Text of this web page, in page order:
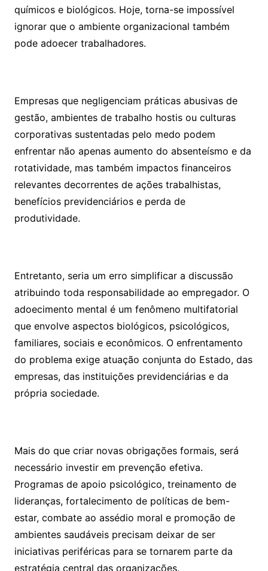
químicos e biológicos. Hoje, torna-se impossível
ignorar que o ambiente organizacional também
pode adoecer trabalhadores.
Empresas que negligenciam práticas abusivas de
gestão, ambientes de trabalho hostis ou culturas
corporativas sustentadas pelo medo podem
enfrentar não apenas aumento do absenteísmo e da
rotatividade, mas também impactos financeiros
relevantes decorrentes de ações trabalhistas,
benefícios previdenciários e perda de
produtividade.
Entretanto, seria um erro simplificar a discussão
atribuindo toda responsabilidade ao empregador. O
adoecimento mental é um fenômeno multifatorial
que envolve aspectos biológicos, psicológicos,
familiares, sociais e econômicos. O enfrentamento
do problema exige atuação conjunta do Estado, das
empresas, das instituições previdenciárias e da
própria sociedade.
Mais do que criar novas obrigações formais, será
necessário investir em prevenção efetiva.
Programas de apoio psicológico, treinamento de
lideranças, fortalecimento de políticas de bem-
estar, combate ao assédio moral e promoção de
ambientes saudáveis precisam deixar de ser
iniciativas periféricas para se tornarem parte da
estratégia central das organizações.